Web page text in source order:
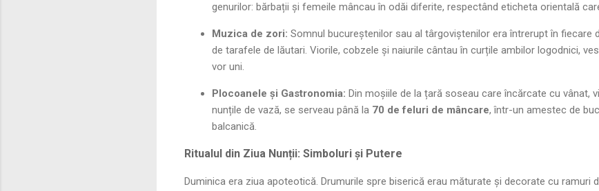
genurilor: bărbații și femeile mâncau în odăi diferite, respectând eticheta orientală
Muzica de zori: Somnul bucureștenilor sau al târgoviștenilor era întrerupt în fiecare
de tarafele de lăutari. Viorile, cobzele și naiurile cântau în curțile ambilor logodnici,
vor uni.
Plocoanele și Gastronomia: Din moșiile de la țară soseau care încărcate cu vânat,
nunțile de vază, se serveau până la 70 de feluri de mâncare, într-un amestec de
balcanică.
Ritualul din Ziua Nunții: Simboluri și Putere
Duminica era ziua apoteotică. Drumurile spre biserică erau măturate și decorate cu ramuri